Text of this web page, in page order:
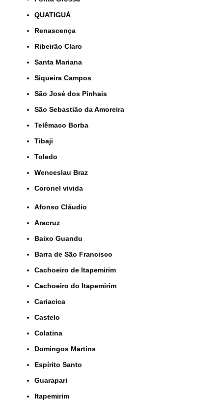
QUATIGUÁ
Renascença
Ribeirão Claro
Santa Mariana
Siqueira Campos
São José dos Pinhais
São Sebastião da Amoreira
Telêmaco Borba
Tibaji
Toledo
Wenceslau Braz
coronel vivida
Afonso Cláudio
Aracruz
Baixo Guandu
Barra de São Francisco
Cachoeiro de Itapemirim
Cachoeiro do Itapemirim
Cariacica
Castelo
Colatina
Domingos Martins
Espírito Santo
Guarapari
Itapemirim